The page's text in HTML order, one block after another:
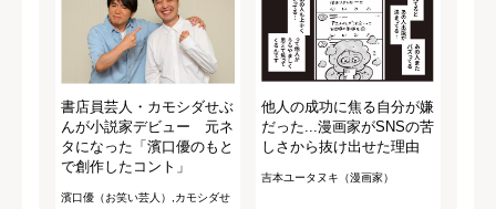
書店員芸人・カモシダせぶ
んが小説家デビュー 元ネ
タになった「濱口優のもと
で創作したコント」
濱口優（お笑い芸人）,カモシダせ
他人の成功に焦る自分が嫌
だった...漫画家がSNSの苦
しさから抜け出せた理由
吉本ユータヌキ（漫画家）